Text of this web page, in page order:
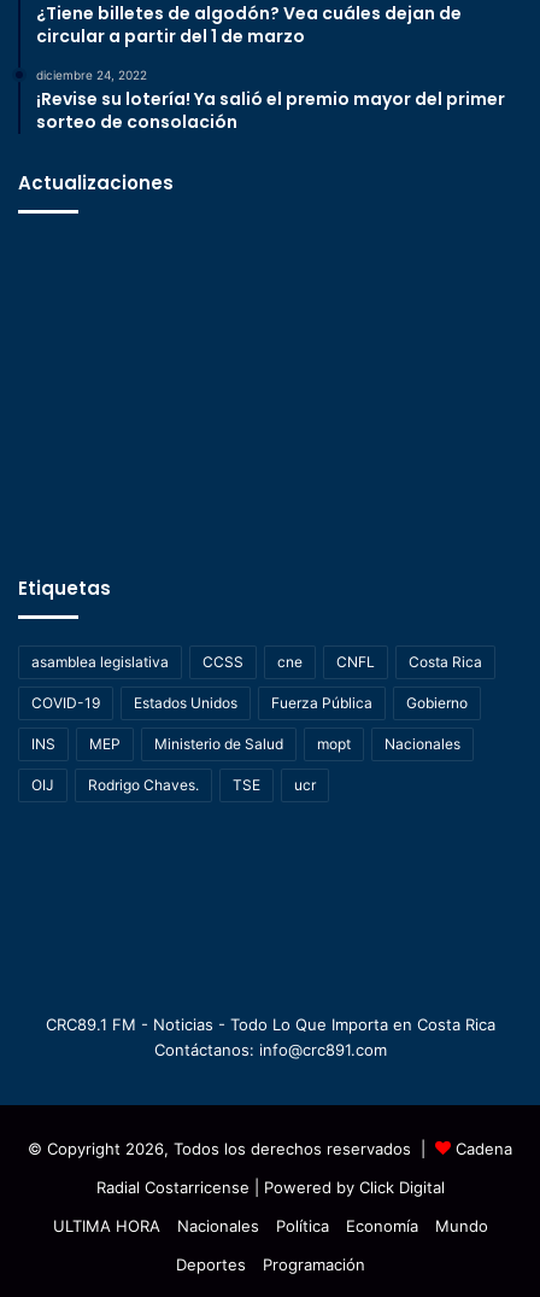
¿Tiene billetes de algodón? Vea cuáles dejan de
circular a partir del 1 de marzo
diciembre 24, 2022
¡Revise su lotería! Ya salió el premio mayor del primer
sorteo de consolación
Actualizaciones
Etiquetas
asamblea legislativa CCSS cne CNFL Costa Rica
COVID-19 Estados Unidos Fuerza Pública Gobierno
INS MEP Ministerio de Salud mopt Nacionales
OIJ Rodrigo Chaves. TSE ucr
CRC89.1 FM - Noticias - Todo Lo Que Importa en Costa Rica
Contáctanos: info@crc891.com
© Copyright 2026, Todos los derechos reservados |
Cadena
Radial Costarricense | Powered by Click Digital
ULTIMA HORA
Nacionales Política Economía
Mundo
Deportes
Programación